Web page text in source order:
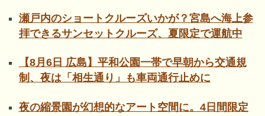
瀬戸内のショートクルーズいかが？宮島へ海上参
拝できるサンセットクルーズ、夏限定で運航中
【8月6日 広島】平和公園一帯で早朝から交通規
制、夜は「相生通り」も車両通行止めに
夜の縮景園が幻想的なアート空間に。4日間限定